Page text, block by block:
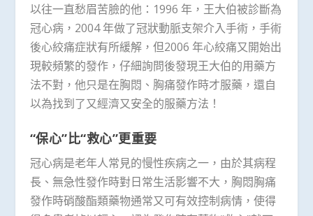
以往一直愁眉苦臉的他：1996 年，王大伯被診斷為
冠心病，2004 年做了冠狀動脈支架介入手術，手術
後心絞痛症狀有所緩解，但2006 年心絞痛又開始出
現較頻繁的發作，仔細詢問後發現王大伯的用藥方
法不對，他只是在胸悶、胸痛發作時才服藥，還自
以為找到了又經濟又安全的服藥方法！
“保心”比“救心”更重要
冠心病是老年人常見的慢性疾病之一，由於其病程
長、無急性發作時對日常生活影響不大，胸悶胸痛
發作時硝酸酯類藥物通常又可有效控制病情，使得